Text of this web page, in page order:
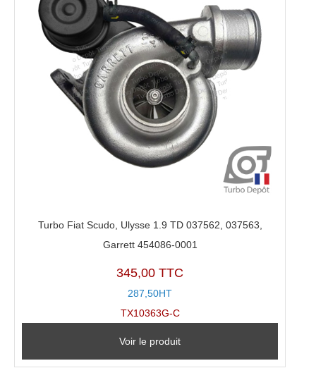
Turbo Fiat Scudo, Ulysse 1.9 TD 037562, 037563,
Garrett 454086-0001
345,00 TTC
287,50HT
TX10363G-C
Voir le produit